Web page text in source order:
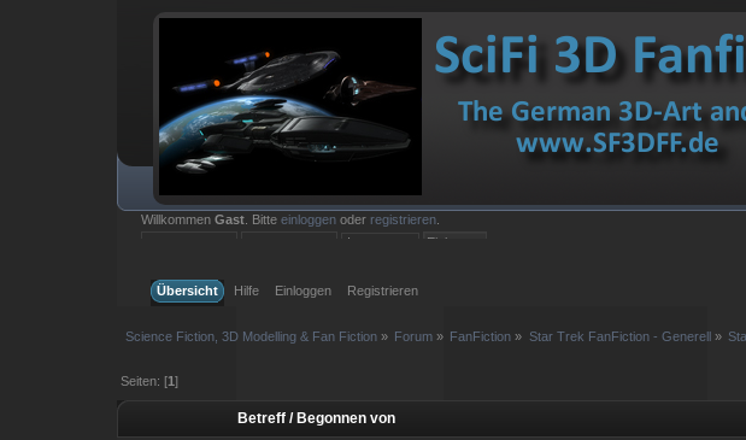
WillkommenGast . Bitteeinloggen oder registrieren
Übersicht
Hilfe Einloggen Registrieren
Science Fiction, 3D Modelling & Fan Fiction» Forum » FanFiction » Star Trek FanFiction - Generell »
Seiten: [1 ]
Betreff/ Begonnen von